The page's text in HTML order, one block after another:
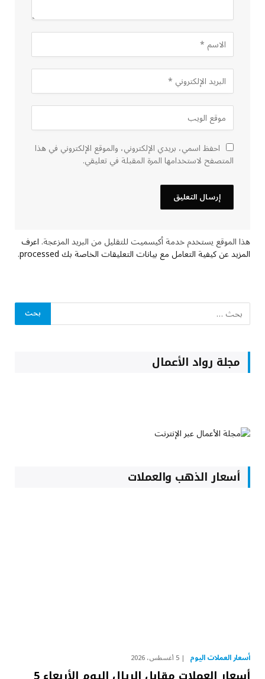
احفظ اسمي، بريدي الإلكتروني، والموقع الإلكتروني في هذا
المتصفح لاستخدامها المرة المقبلة في تعليقي.
هذا الموقع يستخدم خدمة أكيسميت للتقليل من البريد المزعجة.اعرف
المزيد عن كيفية التعامل مع بيانات التعليقات الخاصة بك processed .
مجلة رواد الأعمال
أسعار الذهب والعملات
أسعار العملات اليوم 5 أغسطس، 2026